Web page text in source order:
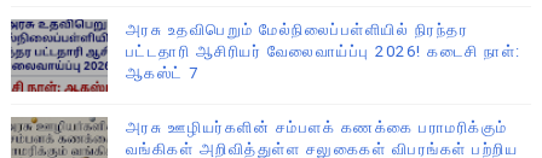
அரசு உதவிபெறும் மேல்நிலைப்பள்ளியில் நிரந்தர
பட்டதாரி ஆசிரியர் வேலைவாய்ப்பு 2026! கடைசி நாள்:
ஆகஸ்ட் 7
அரசு ஊழியர்களின் சம்பளக் கணக்கை பராமரிக்கும்
வங்கிகள் அறிவித்துள்ள சலுகைகள் விபரங்கள் பற்றிய